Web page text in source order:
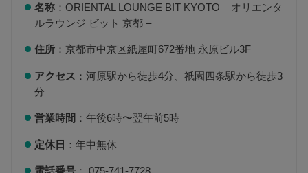
名称：ORIENTAL LOUNGE BIT KYOTO – オリエンタ
ルラウンジ ビット 京都 –
住所：京都市中京区紙屋町672番地 永原ビル3F
アクセス ：河原駅から徒歩4分、祇園四条駅から徒歩3
分
営業時間 ：午後6時〜翌午前5時
定休日 ：年中無休